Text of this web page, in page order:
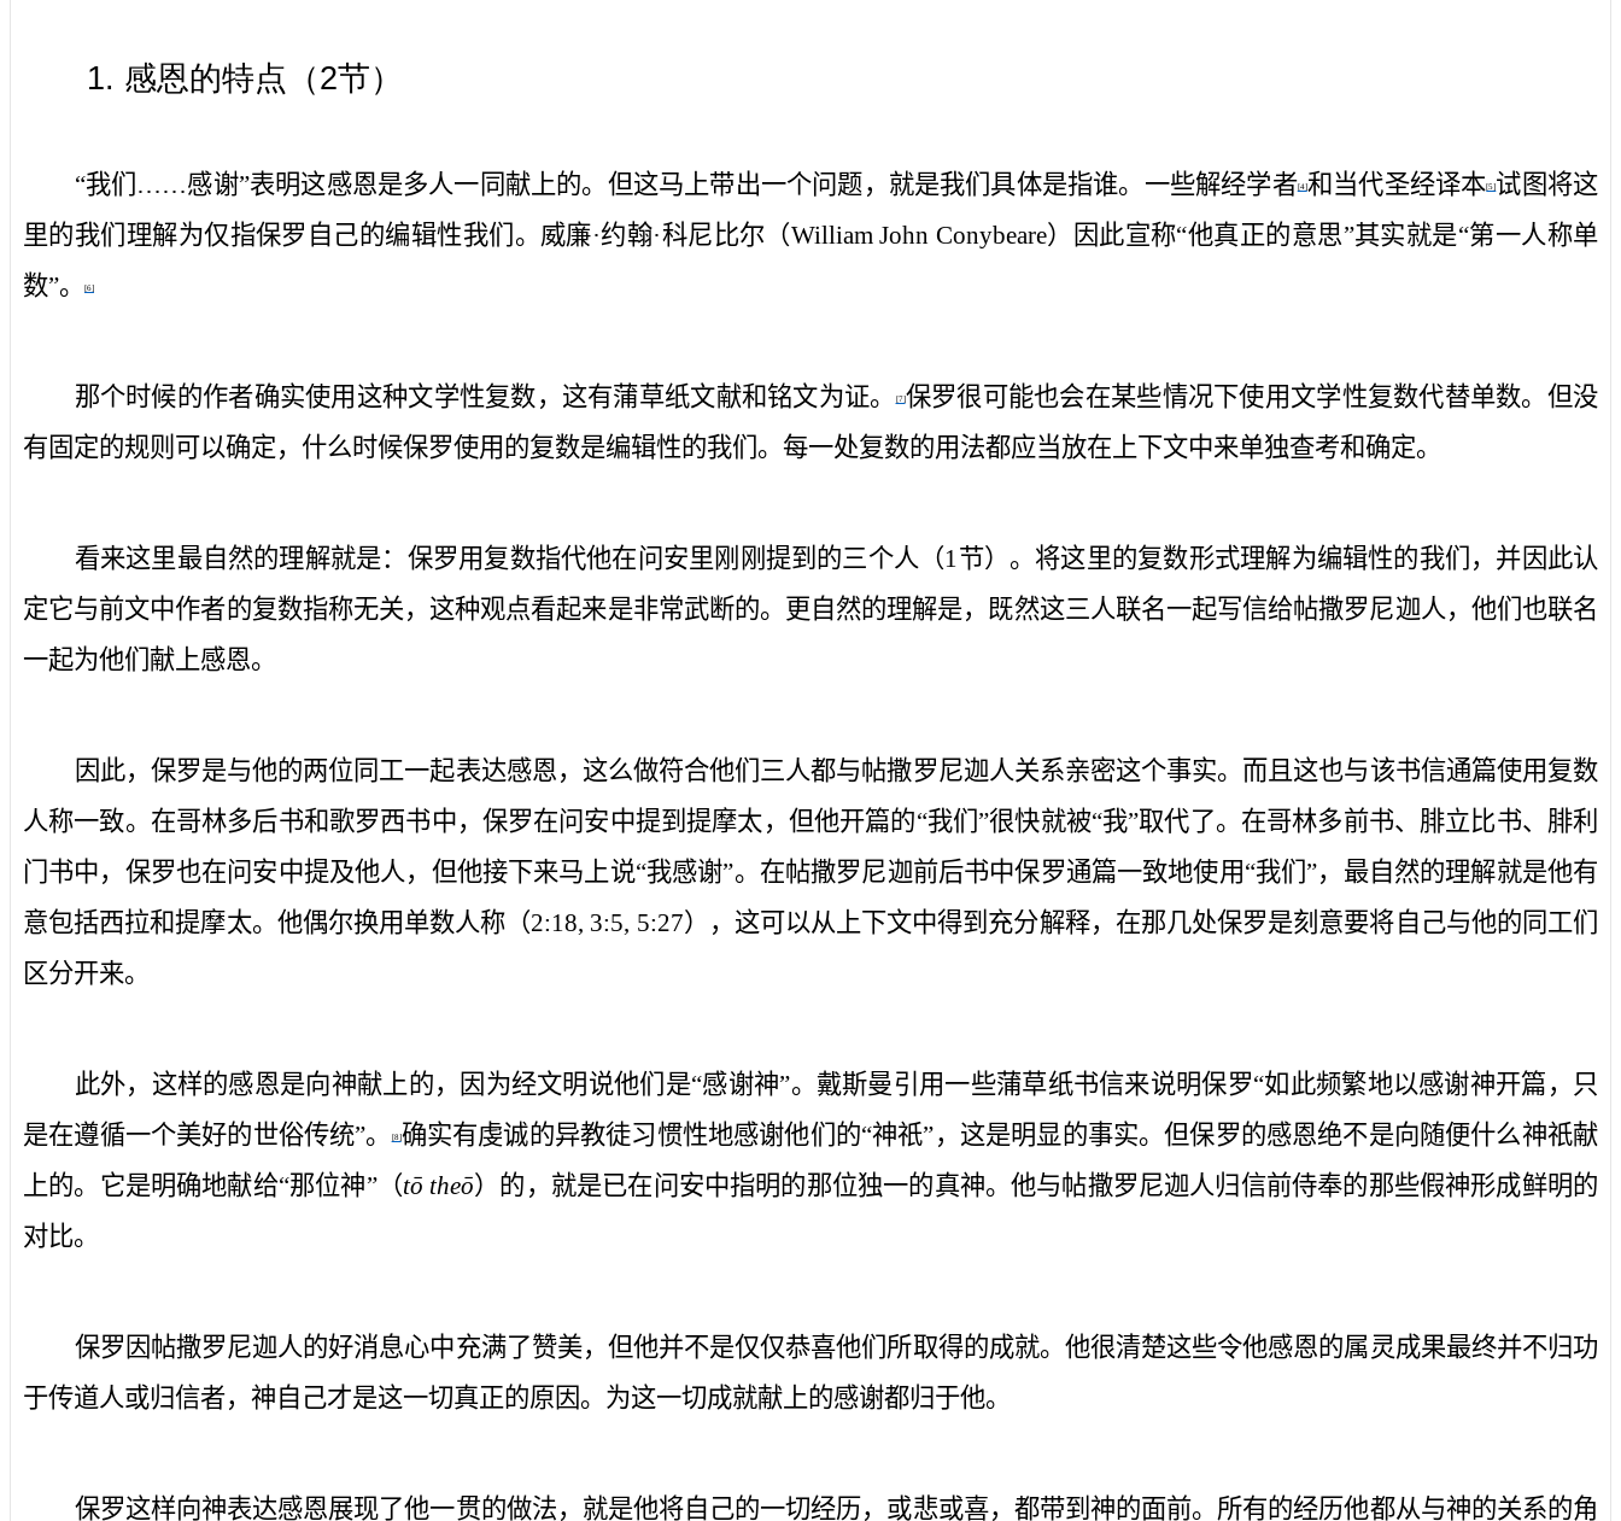
1. 感恩的特点（2节）
“我们……感谢”表明这感恩是多人一同献上的。但这马上带出一个问题，就是我们 具体是指谁。一些解经学者[4]和当代圣经译本[5]试图将这
里的我们 理解为仅指保罗自己的编辑性我们 。威廉·约翰·科尼比尔（William John Conybeare）因此宣称“他真正的意思”其实就是“第一人称单
数”。 [6]
那个时候的作者确实使用这种文学性复数，这有蒲草纸文献和铭文为证。 [7]保罗很可能也会在某些情况下使用文学性复数代替单数。但没
有固定的规则可以确定，什么时候保罗使用的复数是编辑性的我们 。每一处复数的用法都应当放在上下文中来单独查考和确定。
看来这里最自然的理解就是：保罗用复数指代他在问安里刚刚提到的三个人（1节）。将这里的复数形式理解为编辑性的我们 ，并因此认
定它与前文中作者的复数指称无关，这种观点看起来是非常武断的。更自然的理解是，既然这三人联名一起写信给帖撒罗尼迦人，他们也联名
一起为他们献上感恩。
因此，保罗是与他的两位同工一起表达感恩，这么做符合他们三人都与帖撒罗尼迦人关系亲密这个事实。而且这也与该书信通篇使用复数
人称一致。在哥林多后书和歌罗西书中，保罗在问安中提到提摩太，但他开篇的“我们”很快就被“我”取代了。在哥林多前书、腓立比书、腓利
门书中，保罗也在问安中提及他人，但他接下来马上说“我感谢”。在帖撒罗尼迦前后书中保罗通篇一致地使用“我们”，最自然的理解就是他有
意包括西拉和提摩太。他偶尔换用单数人称（2:18, 3:5, 5:27），这可以从上下文中得到充分解释，在那几处保罗是刻意要将自己与他的同工们
区分开来。
此外，这样的感恩是向神献上的，因为经文明说他们是“感谢神”。戴斯曼引用一些蒲草纸书信来说明保罗“如此频繁地以感谢神开篇，只
是在遵循一个美好的世俗传统”。[8]确实有虔诚的异教徒习惯性地感谢他们的“神祇”，这是明显的事实。但保罗的感恩绝不是向随便什么神祇献
上的。它是明确地献给“那位神”（tō theō）的，就是已在问安中指明的那位独一的真神。他与帖撒罗尼迦人归信前侍奉的那些假神形成鲜明的
对比。
保罗因帖撒罗尼迦人的好消息心中充满了赞美，但他并不是仅仅恭喜他们所取得的成就。他很清楚这些令他感恩的属灵成果最终并不归功
于传道人或归信者，神自己才是这一切真正的原因。为这一切成就献上的感谢都归于他。
保罗这样向神表达感恩展现了他一贯的做法，就是他将自己的一切经历，或悲或喜，都带到神的面前。所有的经历他都从与神的关系的角